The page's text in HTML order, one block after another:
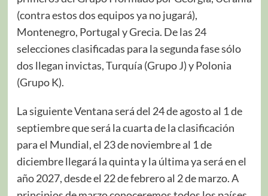
(contra estos dos equipos ya no jugará),
Montenegro, Portugal y Grecia. De las 24
selecciones clasificadas para la segunda fase sólo
dos llegan invictas, Turquía (Grupo J) y Polonia
(Grupo K).
La siguiente Ventana será del 24 de agosto al 1 de
septiembre que será la cuarta de la clasificación
para el Mundial, el 23 de noviembre al 1 de
diciembre llegará la quinta y la última ya será en el
año 2027, desde el 22 de febrero al 2 de marzo. A